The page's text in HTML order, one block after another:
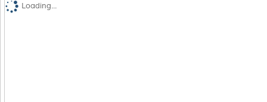
Loading...